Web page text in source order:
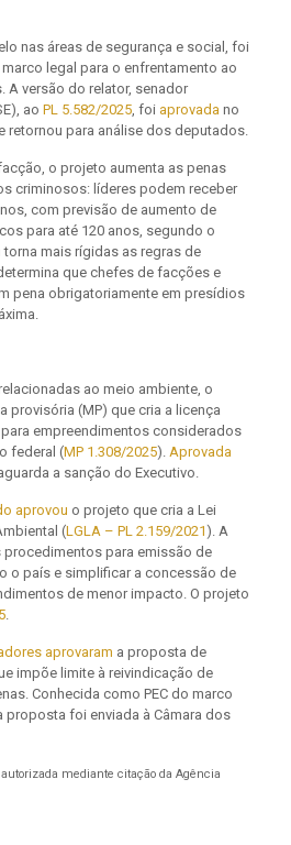
nas áreas de segurança e social, foi
legal para o enfrentamento ao
A versão do relator, senador
ao PL 5.582/2025, foi aprovada no
retornou para análise dos deputados.
o projeto aumenta as penas
criminosos: líderes podem receber
com previsão de aumento de
para até 120 anos, segundo o
mais rígidas as regras de
que chefes de facções e
pena obrigatoriamente em presídios
ao meio ambiente, o
provisória (MP) que cria a licença
empreendimentos considerados
federal (MP 1.308/2025). Aprovada
a sanção do Executivo.
aprovou o projeto que cria a Lei
(LGLA – PL 2.159/2021). A
para emissão de
o país e simplificar a concessão de
de menor impacto. O projeto
.
aprovaram a proposta de
impõe limite à reivindicação de
Conhecida como PEC do marco
proposta foi enviada à Câmara dos
mediante citação da Agência